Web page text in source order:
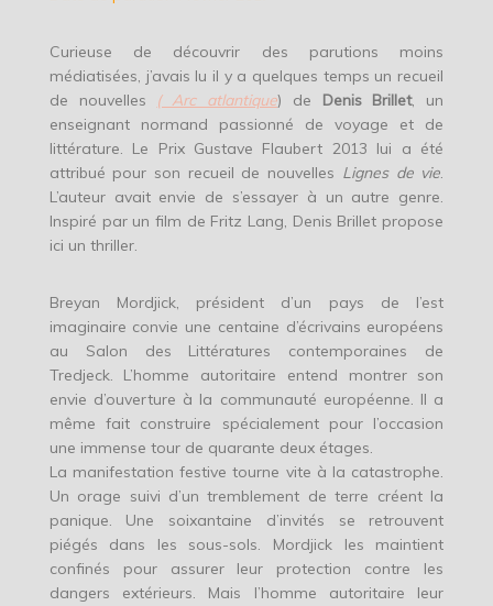
Curieuse de découvrir des parutions moins
médiatisées, j’avais lu il y a quelques temps un recueil
de nouvelles ( Arc atlantique) de Denis Brillet, un
enseignant normand passionné de voyage et de
littérature. Le Prix Gustave Flaubert 2013 lui a été
attribué pour son recueil de nouvelles Lignes de vie.
L’auteur avait envie de s’essayer à un autre genre.
Inspiré par un film de Fritz Lang, Denis Brillet propose
ici un thriller.
Breyan Mordjick, président d’un pays de l’est
imaginaire convie une centaine d’écrivains européens
au Salon des Littératures contemporaines de
Tredjeck. L’homme autoritaire entend montrer son
envie d’ouverture à la communauté européenne. Il a
même fait construire spécialement pour l’occasion
une immense tour de quarante deux étages.
La manifestation festive tourne vite à la catastrophe.
Un orage suivi d’un tremblement de terre créent la
panique. Une soixantaine d’invités se retrouvent
piégés dans les sous-sols. Mordjick les maintient
confinés pour assurer leur protection contre les
dangers extérieurs. Mais l’homme autoritaire leur